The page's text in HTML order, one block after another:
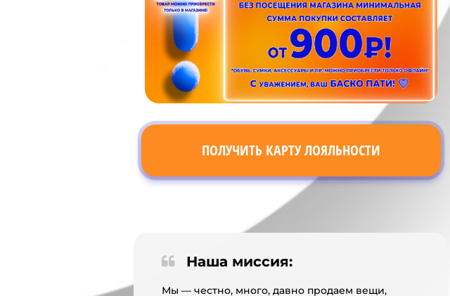
ПОЛУЧИТЬ КАРТУ ЛОЯЛЬНОСТИ
Наша миссия:
Мы — честно, много, давно продаем вещи,